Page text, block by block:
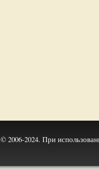
© 2006-2024. При